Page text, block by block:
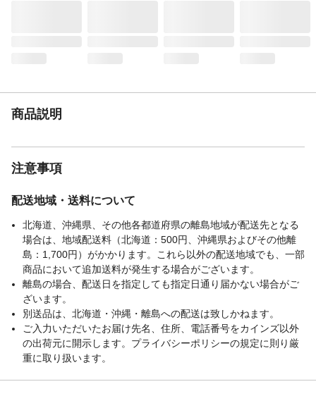
商品説明
注意事項
配送地域・送料について
北海道、沖縄県、その他各都道府県の離島地域が配送先となる
場合は、地域配送料（北海道：500円、沖縄県およびその他離
島：1,700円）がかかります。これら以外の配送地域でも、一部
商品において追加送料が発生する場合がございます。
離島の場合、配送日を指定しても指定日通り届かない場合がご
ざいます。
別送品は、北海道・沖縄・離島への配送は致しかねます。
ご入力いただいたお届け先名、住所、電話番号をカインズ以外
の出荷元に開示します。プライバシーポリシーの規定に則り厳
重に取り扱います。